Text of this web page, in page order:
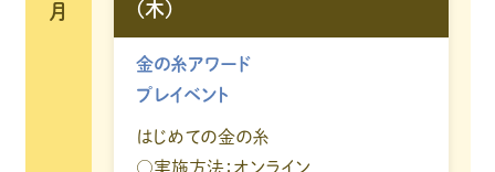
月
(木)
金の糸アワード
プレイベント
はじめての金の糸
○実施方法：オンライン